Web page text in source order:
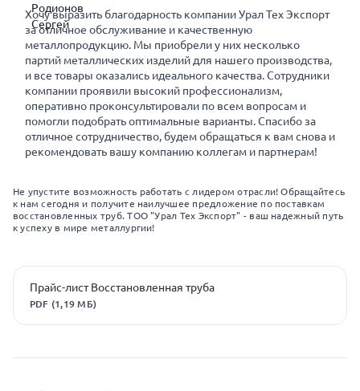
Хочу выразить благодарность компании Урал Тех Экспорт
за отличное обслуживание и качественную
металлопродукцию. Мы приобрели у них несколько
партий металлических изделий для нашего производства,
и все товары оказались идеального качества. Сотрудники
компании проявили высокий профессионализм,
оперативно проконсультировали по всем вопросам и
помогли подобрать оптимальные варианты. Спасибо за
отличное сотрудничество, будем обращаться к вам снова и
рекомендовать вашу компанию коллегам и партнерам!
Не упустите возможность работать с лидером отрасли! Обращайтесь
к нам сегодня и получите наилучшее предложение по поставкам
восстановленных труб. ТОО "Урал Тех Экспорт" - ваш надежный путь
к успеху в мире металлургии!
Прайс-лист Восстановленная труба
PDF (1,19 МБ)